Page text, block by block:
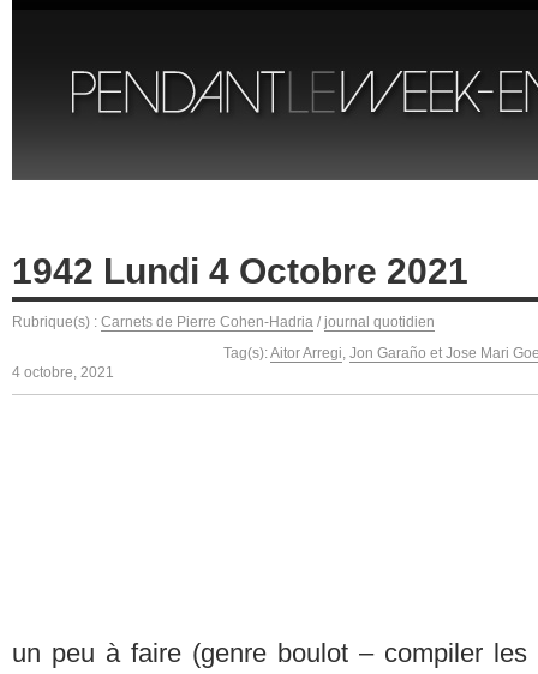
1942 Lundi 4 Octobre 2021
Rubrique(s) : Carnets de Pierre Cohen-Hadria / journal quotidien
Tag(s):Aitor Arregi, Jon Garaño et Jose Mari
4 octobre, 2021
un peu à faire (genre boulot – compiler